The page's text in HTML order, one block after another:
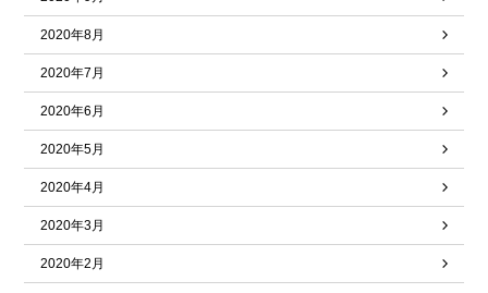
2020年8月
2020年7月
2020年6月
2020年5月
2020年4月
2020年3月
2020年2月